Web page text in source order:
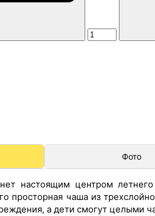
Фото
настоящим центром
просторная чаша из
а дети смогут целыми